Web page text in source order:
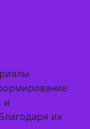
и
их